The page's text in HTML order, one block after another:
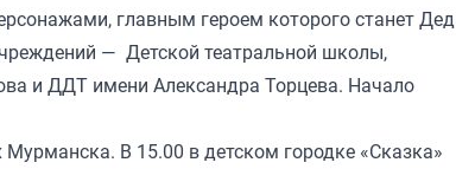
главным героем которого станет Дед
— Детской театральной школы,
и ДДТ имени Александра Торцева. Начало
В 15.00 в детском городке «Сказка»